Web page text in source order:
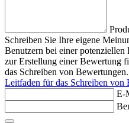
Schreiben Sie Ihre eigene
Benutzern bei einer
zur Erstellung einer Bewertung
das Schreiben von Bewertungen.
Leitfaden für das Schreiben von
E-